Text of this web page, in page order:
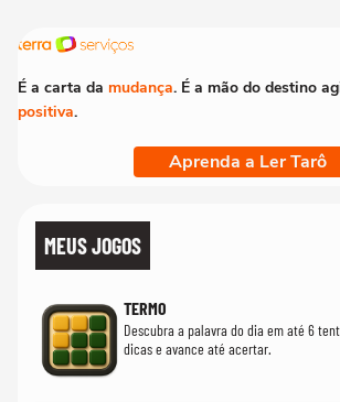
É a carta da mudança. É a mão do destino
positiva.
Aprenda a Ler Tarô
MEUS JOGOS
TERMO
Descubra a palavra do dia em até 6
dicas e avance até acertar.